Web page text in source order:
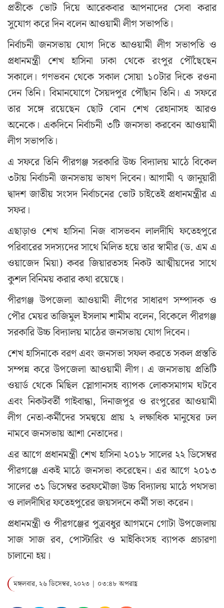
প্রতীকে ভোট দিয়ে আরেকবার আপনাদের সেবা করার
সুযোগ করে দিন বলেন আওয়ামী লীগ সভাপতি।
নির্বাচনী জনসভায় যোগ দিতে আওয়ামী লীগ সভাপতি ও
প্রধানমন্ত্রী শেখ হাসিনা ঢাকা থেকে রংপুর পৌঁছেছেন
সকালে। গণভবন থেকে সকাল সোয়া ১০টার দিকে রওনা
দেন তিনি। বিমানযোগে সৈয়দপুর পৌঁছান তিনি। এ সফরে
তার সঙ্গে রয়েছেন ছোট বোন শেখ রেহানাসহ আরও
অনেকে। একদিনে নির্বাচনী ৩টি জনসভা করবেন আওয়ামী
লীগ সভাপতি।
এ সফরে তিনি পীরগঞ্জ সরকারি উচ্চ বিদ্যালয় মাঠে বিকেল
৩টায় নির্বাচনী জনসভায় ভাষণ দিবেন। আগামী ৭ জানুয়ারী
দ্বাদশ জাতীয় সংসদ নির্বাচনের ভোট চাইতেই প্রধানমন্ত্রীর এ
সফর।
এছাড়াও শেখ হাসিনা নিজ বাসভবন লালদীঘি ফতেহপুরে
পরিবারের সদস্যদের সাথে মিলিত হয়ে তার স্বামীর (ড. এম এ
ওয়াজেদ মিয়া) কবর জিয়ারতসহ নিকট আত্মীয়দের সাথে
কুশল বিনিময় করার কথা রয়েছে।
পীরগঞ্জ উপজেলা আওয়ামী লীগের সাধারণ সম্পাদক ও
পৌর মেয়র তাজিমুল ইসলাম শামীম বলেন, বিকেলে পীরগঞ্জ
সরকারি উচ্চ বিদ্যালয় মাঠের জনসভায় যোগ দিবেন।
শেখ হাসিনাকে বরণ এবং জনসভা সফল করতে সকল প্রস্ততি
সম্পন্ন করে উপজেলা আওয়ামী লীগ। এ জনসভায় প্রতিটি
ওয়ার্ড থেকে মিছিল স্লোগানসহ ব্যাপক লোকসমাগম ঘটবে
এবং নিকটবর্তী গাইবান্ধা, দিনাজপুর ও রংপুরের আওয়ামী
লীগ নেতা-কর্মীদের সমন্বয়ে প্রায় ২ লক্ষাধিক মানুষের ঢল
নামবে জনসভায় আশা নেতাদের।
এর আগে প্রধানমন্ত্রী শেখ হাসিনা ২০১৮ সালের ২২ ডিসেম্বর
পীরগঞ্জে একই মাঠে জনসভা করেছেন। এর আগে ২০১৩
সালের ৩১ ডিসেম্বর তরফমৌজা উচ্চ বিদ্যালয় মাঠে পথসভা
ও লালদীঘির ফতেহপুরের জয়সদনে কর্মী সভা করেন।
প্রধানমন্ত্রী ও পীরগঞ্জের পুত্রবধুর আগমনে গোটা উপজেলায়
সাজ সাজ রব, পোস্টারিং ও মাইকিংসহ ব্যাপক প্রচারণা
চালানো হয়।
মঙ্গলবার, ২৬ ডিসেম্বর, ২০২৩ | ০৩:৪৮ অপরাহ্ণ